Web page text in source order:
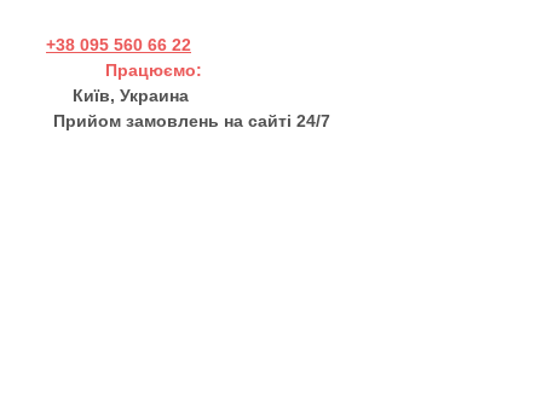
+38 095 560 66 22
Працюємо:
Київ, Украина
Прийом замовлень на сайті 24/7